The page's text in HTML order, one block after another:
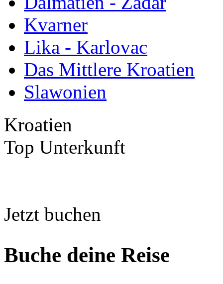
Kvarner
Lika - Karlovac
Das Mittlere Kroatien
Slawonien
Kroatien
Top Unterkunft
Jetzt buchen
Buche deine Reise